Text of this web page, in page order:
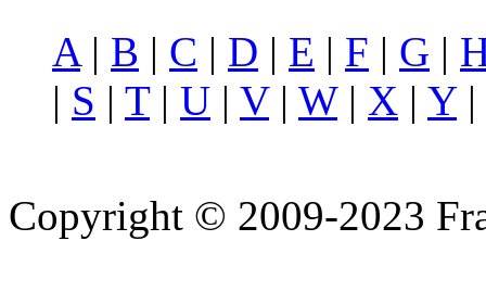
A | B | C | D | E | F | G |
| S | T| U | V| W| X | Y|
Copyright © 2009-2023